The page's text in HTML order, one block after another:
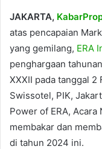
JAKARTA,
atas pencapaian
yang gemilang, ERA
penghargaan
XXXII pada tanggal
Swissotel, PIK,
Power of ERA,
membakar dan
di tahun 2024 ini.